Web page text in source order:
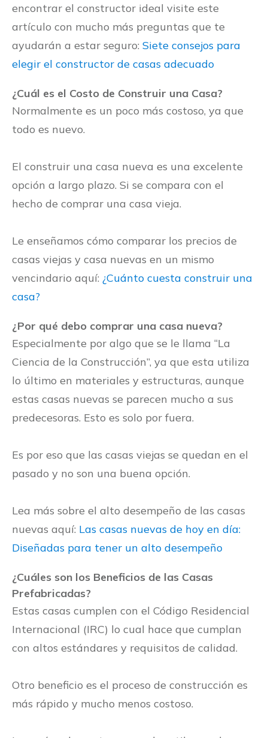
encontrar el constructor ideal visite este
artículo con mucho más preguntas que te
ayudarán a estar seguro: Siete consejos para
elegir el constructor de casas adecuado
¿Cuál es el Costo de Construir una Casa?
Normalmente es un poco más costoso, ya que
todo es nuevo.
El construir una casa nueva es una excelente
opción a largo plazo. Si se compara con el
hecho de comprar una casa vieja.
Le enseñamos cómo comparar los precios de
casas viejas y casa nuevas en un mismo
vencindario aquí: ¿Cuánto cuesta construir una
casa?
¿Por qué debo comprar una casa nueva?
Especialmente por algo que se le llama “La
Ciencia de la Construcción”, ya que esta utiliza
lo último en materiales y estructuras, aunque
estas casas nuevas se parecen mucho a sus
predecesoras. Esto es solo por fuera.
Es por eso que las casas viejas se quedan en el
pasado y no son una buena opción.
Lea más sobre el alto desempeño de las casas
nuevas aquí: Las casas nuevas de hoy en día:
Diseñadas para tener un alto desempeño
¿Cuáles son los Beneficios de las Casas
Prefabricadas?
Estas casas cumplen con el Código Residencial
Internacional (IRC) lo cual hace que cumplan
con altos estándares y requisitos de calidad.
Otro beneficio es el proceso de construcción es
más rápido y mucho menos costoso.